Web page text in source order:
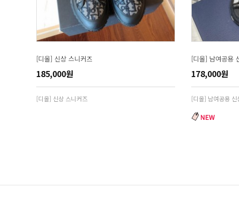
[디올] 신상 스니커즈
185,000원
[디올] 신상 스니커즈
[디올] 남여공용
178,000원
[디올] 남여공용 신